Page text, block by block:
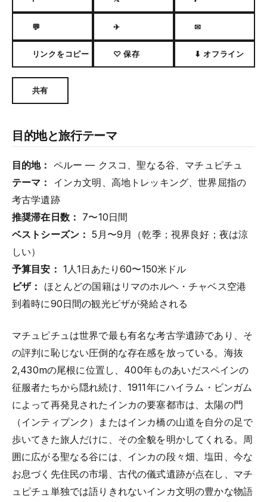
💬 ✈ ✉
リンクをコピー ♡ 保存 ⬇ オフライン
共有
目的地と旅行テーマ
目的地： ペルー — クスコ、聖なる谷、マチュピチュ
テーマ：
インカ文明、高地トレッキング、世界屈指の
考古学遺跡
推奨滞在日数： 7〜10日間
ベストシーズン： 5月〜9月（乾季；視界良好；夜は涼
しい）
予算目安： 1人1日あたり60〜150米ドル
ビザ：
ほとんどの国籍はリマのホルヘ・チャベス空港
到着時に90日間の観光ビザが発給される
マチュピチュは世界で最も有名な考古学遺跡であり、そ
の評判に恥じない圧倒的な存在感を放っている。海抜
2,430mの尾根に位置し、400年ものあいだスペインの
征服者たちから隠れ続け、1911年にハイラム・ビンガム
によって再発見されたインカの要塞都市は、太陽の門
（インティプンク）またはインカ橋の山道を自分の足で
歩いてきた旅人だけに、その全貌を明かしてくれる。周
囲に広がる聖なる谷には、インカの段々畑、塩田、今な
お息づく先住民の市場、古代の儀式遺跡が点在し、マチ
ュピチュ単独では語りきれないインカ文明の豊かな物語